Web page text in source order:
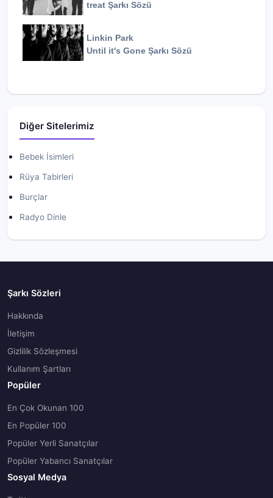
treat Şarkı Sözü
Linkin Park
Until it's Gone Şarkı Sözü
Diğer Sitelerimiz
Bebek İsimleri
Rüya Tabirleri
Burçlar
Radyo Dinle
Şarkı Sözleri
Hakkında
İletişim
Gizlilik Sözleşmesi
Kullanım Şartları
Popüler
En Çok Okunan 100
En Popüler 100
Popüler Yerli Sanatçılar
Popüler Yabancı Sanatçılar
Sosyal Medya